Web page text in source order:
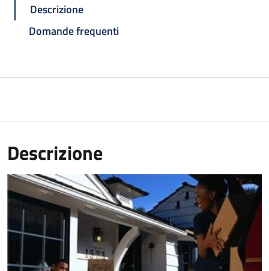
Descrizione
Domande frequenti
Descrizione